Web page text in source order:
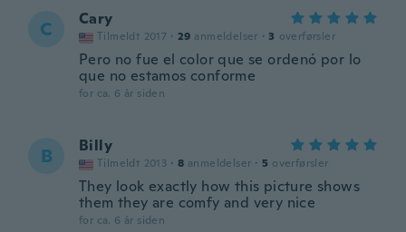
C Cary
Tilmeldt 2017 · 29 anmeldelser · 3 overførsler
Pero no fue el color que se ordenó por lo
que no estamos conforme
for ca. 6 år siden
B Billy
Tilmeldt 2013 · 8 anmeldelser · 5 overførsler
They look exactly how this picture shows
them they are comfy and very nice
for ca. 6 år siden